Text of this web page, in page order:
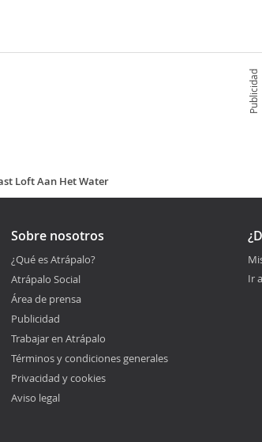
Publicidad
Loft Aan Het Water
Sobre nosotros
¿Qué es Atrápalo?
Atrápalo Social
Área de prensa
Publicidad
Trabajar en Atrápalo
Términos y condiciones generales
Privacidad y cookies
Aviso legal
Ir